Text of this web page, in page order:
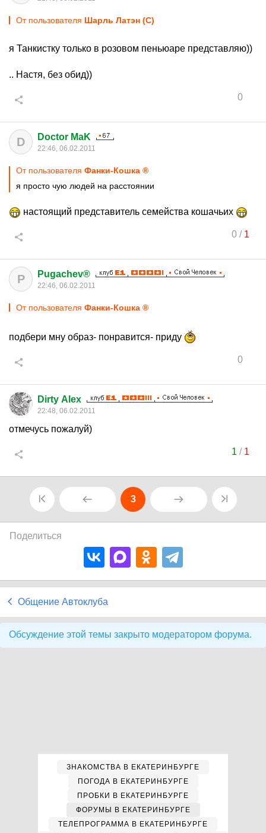
От пользователя Шарль Латэн (С)
я Танкистку только в розовом пеньюаре представляю))
.. Настя, без обид))
0
D Doctor MaK
22:46, 06.02.2011
От пользователя Фанки-Кошка ®
я просто чую людей на расстоянии
настоящий представитель семейства кошачьих
0/ 1
P Pugachev®
22:46, 06.02.2011
От пользователя Фанки-Кошка ®
подбери мну образ- понравится- приду
0
Dirty Alex
22:48, 06.02.2011
отмечусь пожалуй)
1 / 1
3
Поделиться
Общение Автоклуба
Обсуждение этой темы закрыто модератором форума.
ЗНАКОМСТВА В ЕКАТЕРИНБУРГЕ
ПОГОДА В ЕКАТЕРИНБУРГЕ
ПРОБКИ В ЕКАТЕРИНБУРГЕ
ФОРУМЫ В ЕКАТЕРИНБУРГЕ
ТЕЛЕПРОГРАММА В ЕКАТЕРИНБУРГЕ